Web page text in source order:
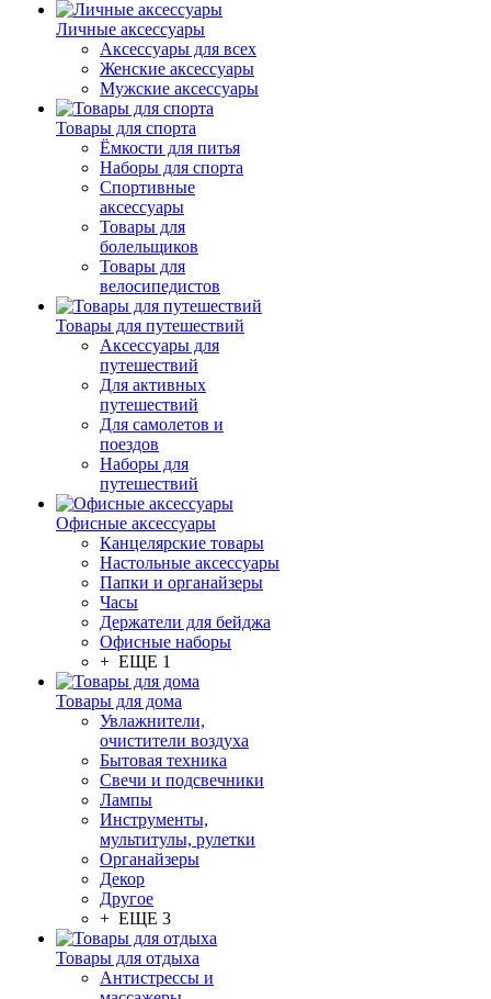
Личные аксессуары
Аксессуары для всех
Женские аксессуары
Мужские аксессуары
Товары для спорта
Ёмкости для питья
Наборы для спорта
Спортивные
аксессуары
Товары для
болельщиков
Товары для
велосипедистов
Товары для путешествий
Аксессуары для
путешествий
Для активных
путешествий
Для самолетов и
поездов
Наборы для
путешествий
Офисные аксессуары
Канцелярские товары
Настольные аксессуары
Папки и органайзеры
Часы
Держатели для бейджа
Офисные наборы
+ ЕЩЕ 1
Товары для дома
Увлажнители,
очистители воздуха
Бытовая техника
Свечи и подсвечники
Лампы
Инструменты,
мультитулы, рулетки
Органайзеры
Декор
Другое
+ ЕЩЕ 3
Товары для отдыха
Антистрессы и